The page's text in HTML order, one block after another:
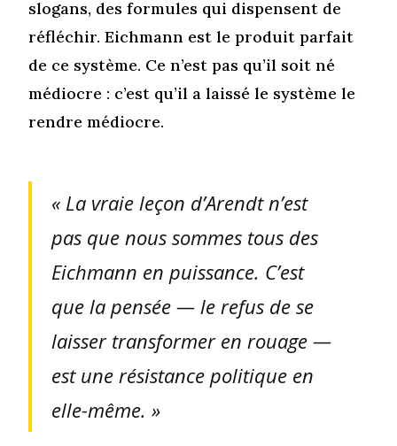
slogans, des formules qui dispensent de
réfléchir. Eichmann est le produit parfait
de ce système. Ce n’est pas qu’il soit né
médiocre : c’est qu’il a laissé le système le
rendre médiocre.
« La vraie leçon d’Arendt n’est
pas que nous sommes tous des
Eichmann en puissance. C’est
que la pensée — le refus de se
laisser transformer en rouage —
est une résistance politique en
elle-même. »